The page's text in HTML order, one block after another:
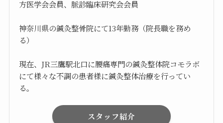
方医学会会員、脈診臨床研究会会員
神奈川県の鍼灸整骨院にて13年勤務（院長職を務め
る）
現在、JR三鷹駅北口に腰痛専門の鍼灸整体院コモラボ
にて様々な不調の患者様に鍼灸整体治療を行ってい
る。
スタッフ紹介